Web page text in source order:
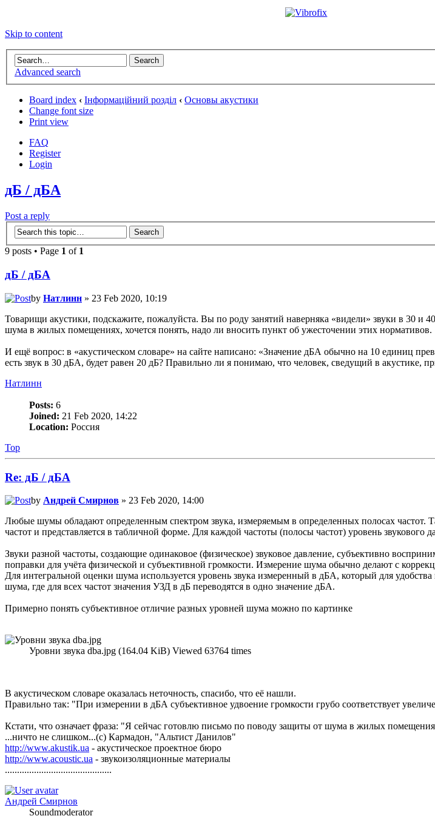
Skip to content
Advanced search
Board index ‹ Інформаційний розділ ‹ Основы акустики
Change font size
Print view
FAQ
Register
Login
дБ / дБА
Post a reply
9 posts • Page 1 of 1
дБ / дБА
by Натлинн » 23 Feb 2020, 10:19
Товарищи акустики, подскажите, пожалуйста. Вы по роду занятий наверняка «видели» звуки в 30 и
шума в жилых помещениях, хочется понять, надо ли вносить пункт об ужесточении этих нормативов.
И ещё вопрос: в «акустическом словаре» на сайте написано: «Значение дБА обычно на 10 единиц
есть звук в 30 дБА, будет равен 20 дБ? Правильно ли я понимаю, что человек, сведущий в акустике,
Натлинн
Posts: 6
Joined: 21 Feb 2020, 14:22
Location: Россия
Top
Re: дБ / дБА
by Андрей Смирнов » 23 Feb 2020, 14:00
Любые шумы обладают определенным спектром звука, измеряемым в определенных полосах
частот и представляется в табличной форме. Для каждой частоты (полосы частот) уровень звукового
Звуки разной частоты, создающие одинаковое (физическое) звуковое давление, субъективно
поправки для учёта физической и субъективной громкости. Измерение шума обычно делают с
Для интегральной оценки шума используется уровень звука измеренный в дБА, который для
шума, где для всех частот значения УЗД в дБ переводятся в одно значение дБА.
Примерно понять субъективное отличие разных уровней шума можно по картинке
Уровни звука dba.jpg (164.04 KiB) Viewed 63764 times
В акустическом словаре оказалась неточность, спасибо, что её нашли.
Правильно так: "При измерении в дБА субъективное удвоение громкости грубо соответствует
Кстати, что означает фраза: "Я сейчас готовлю письмо по поводу защиты от шума в жилых
...ничто не слишком...(с) Кармадон, "Альтист Данилов"
http://www.akustik.ua - акустическое проектное бюро
http://www.acoustic.ua - звукоизоляционные материалы
............................................
Андрей Смирнов
Soundmoderator